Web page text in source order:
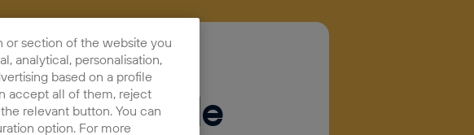
de
or section of the website you
analytical, personalisation,
based on a profile
accept all of them, reject
relevant button. You can
option. For more